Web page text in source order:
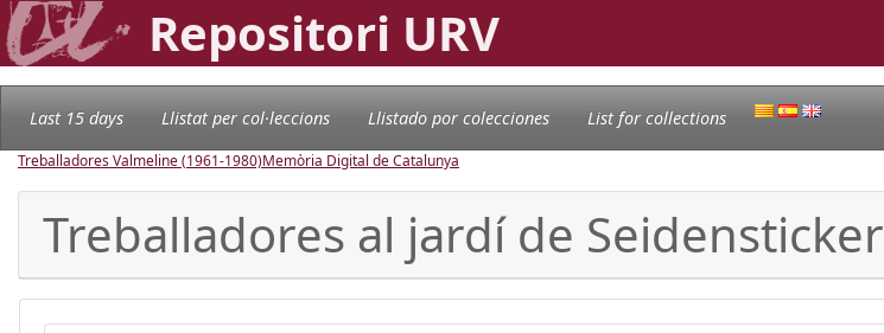
Repositori URV
Last 15 days Llistat per col·leccions Llistado por colecciones List for collections
Treballadores Valmeline (1961-1980)Memòria Digital de Catalunya
Treballadores al jardí de Seidensticker